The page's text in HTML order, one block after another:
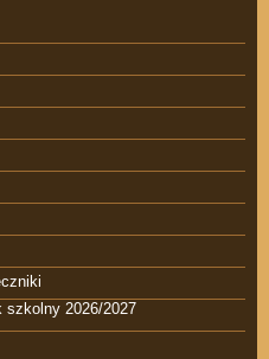
szkolny 2026/2027